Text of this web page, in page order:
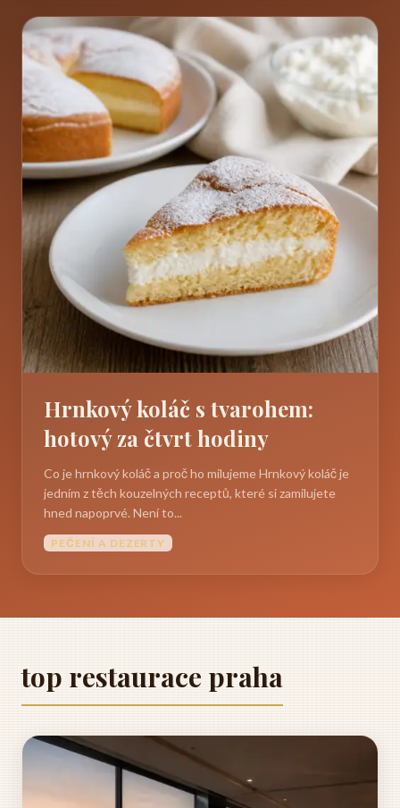
Hrnkový koláč s tvarohem:
hotový za čtvrt hodiny
Co je hrnkový koláč a proč ho milujeme Hrnkový koláč je
jedním z těch kouzelných receptů, které si zamilujete
hned napoprvé. Není to...
PEČENÍ A DEZERTY
top restaurace praha